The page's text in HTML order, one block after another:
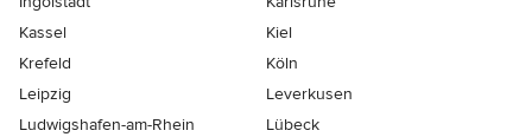
Kassel
Kiel
Krefeld
Köln
Leipzig
Leverkusen
Ludwigshafen-am-Rhein
Lübeck